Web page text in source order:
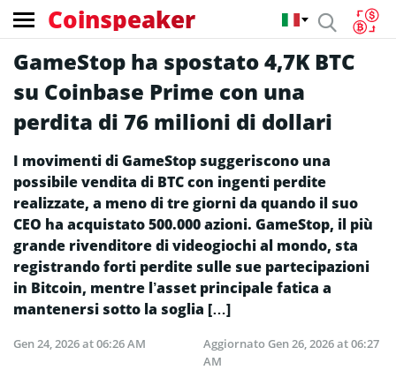
Coinspeaker
GameStop ha spostato 4,7K BTC
su Coinbase Prime con una
perdita di 76 milioni di dollari
I movimenti di GameStop suggeriscono una
possibile vendita di BTC con ingenti perdite
realizzate, a meno di tre giorni da quando il suo
CEO ha acquistato 500.000 azioni. GameStop, il più
grande rivenditore di videogiochi al mondo, sta
registrando forti perdite sulle sue partecipazioni
in Bitcoin, mentre l’asset principale fatica a
mantenersi sotto la soglia […]
Gen 24, 2026 at 06:26 AM AggiornatoGen 26, 2026 at 06:27
AM